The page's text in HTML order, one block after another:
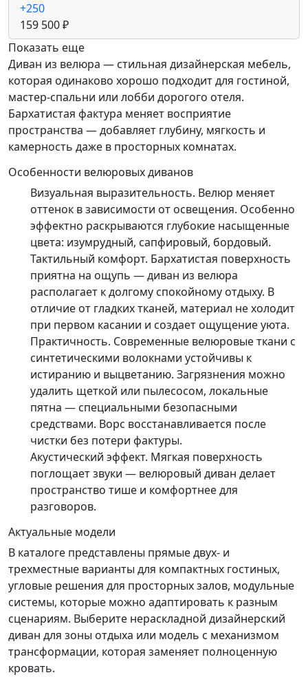
+250
159 500 ₽
Показать еще
Диван из велюра — стильная дизайнерская мебель,
которая одинаково хорошо подходит для гостиной,
мастер-спальни или лобби дорогого отеля.
Бархатистая фактура меняет восприятие
пространства — добавляет глубину, мягкость и
камерность даже в просторных комнатах.
Особенности велюровых диванов
Визуальная выразительность. Велюр меняет
оттенок в зависимости от освещения. Особенно
эффектно раскрываются глубокие насыщенные
цвета: изумрудный, сапфировый, бордовый.
Тактильный комфорт. Бархатистая поверхность
приятна на ощупь — диван из велюра
располагает к долгому спокойному отдыху. В
отличие от гладких тканей, материал не холодит
при первом касании и создает ощущение уюта.
Практичность. Современные велюровые ткани с
синтетическими волокнами устойчивы к
истиранию и выцветанию. Загрязнения можно
удалить щеткой или пылесосом, локальные
пятна — специальными безопасными
средствами. Ворс восстанавливается после
чистки без потери фактуры.
Акустический эффект. Мягкая поверхность
поглощает звуки — велюровый диван делает
пространство тише и комфортнее для
разговоров.
Актуальные модели
В каталоге представлены прямые двух- и
трехместные варианты для компактных гостиных,
угловые решения для просторных залов, модульные
системы, которые можно адаптировать к разным
сценариям. Выберите нераскладной дизайнерский
диван для зоны отдыха или модель с механизмом
трансформации, которая заменяет полноценную
кровать.